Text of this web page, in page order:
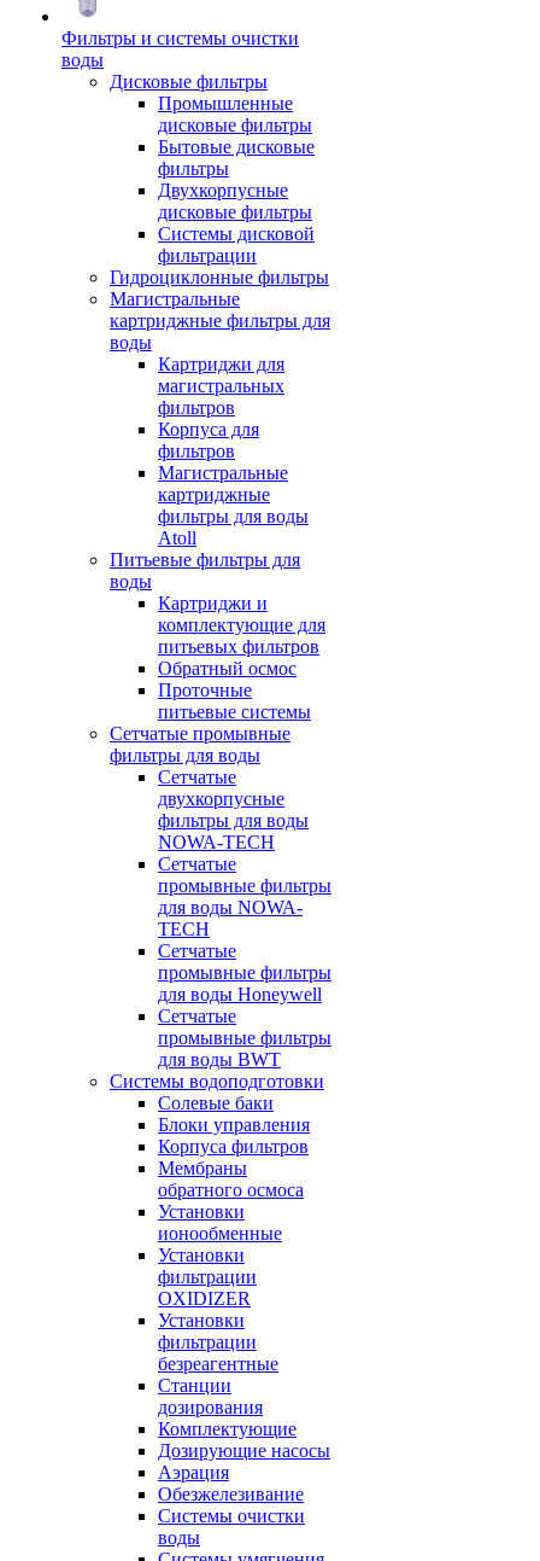
Фильтры и системы очистки
воды
Дисковые фильтры
Промышленные
дисковые фильтры
Бытовые дисковые
фильтры
Двухкорпусные
дисковые фильтры
Системы дисковой
фильтрации
Гидроциклонные фильтры
Магистральные
картриджные фильтры для
воды
Картриджи для
магистральных
фильтров
Корпуса для
фильтров
Магистральные
картриджные
фильтры для воды
Atoll
Питьевые фильтры для
воды
Картриджи и
комплектующие для
питьевых фильтров
Обратный осмос
Проточные
питьевые системы
Сетчатые промывные
фильтры для воды
Сетчатые
двухкорпусные
фильтры для воды
NOWA-TECH
Сетчатые
промывные фильтры
для воды NOWA-
TECH
Сетчатые
промывные фильтры
для воды Honeywell
Сетчатые
промывные фильтры
для воды BWT
Системы водоподготовки
Солевые баки
Блоки управления
Корпуса фильтров
Мембраны
обратного осмоса
Установки
ионообменные
Установки
фильтрации
OXIDIZER
Установки
фильтрации
безреагентные
Станции
дозирования
Комплектующие
Дозирующие насосы
Аэрация
Обезжелезивание
Системы очистки
воды